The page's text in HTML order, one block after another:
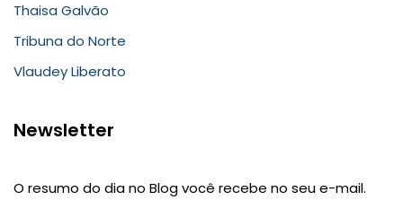
Thaisa Galvão
Tribuna do Norte
Vlaudey Liberato
Newsletter
O resumo do dia no Blog você recebe no seu e-mail.